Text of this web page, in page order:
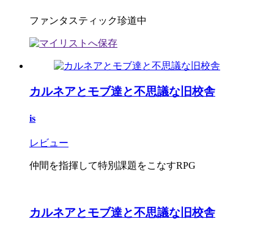
ファンタスティック珍道中
カルネアとモブ達と不思議な旧校舎
is
レビュー
仲間を指揮して特別課題をこなすRPG
カルネアとモブ達と不思議な旧校舎